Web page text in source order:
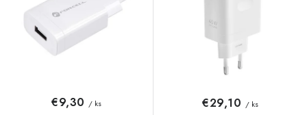
OSTATNÉ PRÍSLUŠENSTVO
Podmienky ochrany osobných údajov
Reklamácia Kontakty
€9,30 / ks €29,10 / ks